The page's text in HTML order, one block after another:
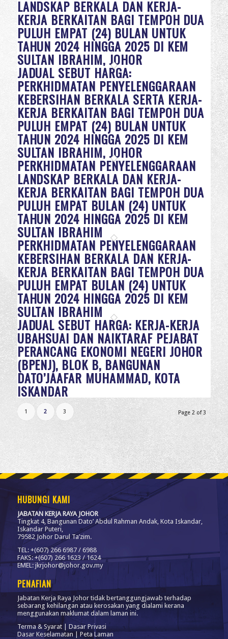
LANDSKAP BERKALA DAN KERJA-
KERJA BERKAITAN BAGI TEMPOH DUA
PULUH EMPAT (24) BULAN UNTUK
TAHUN 2024 HINGGA 2025 DI KEM
SULTAN IBRAHIM, JOHOR
JADUAL SEBUT HARGA:
PERKHIDMATAN PENYELENGGARAAN
KEBERSIHAN BERKALA SERTA KERJA-
KERJA BERKAITAN BAGI TEMPOH DUA
PULUH EMPAT (24) BULAN UNTUK
TAHUN 2024 HINGGA 2025 DI KEM
SULTAN IBRAHIM, JOHOR
PERKHIDMATAN PENYELENGGARAAN
LANDSKAP BERKALA DAN KERJA-
KERJA BERKAITAN BAGI TEMPOH DUA
PULUH EMPAT BULAN (24) UNTUK
TAHUN 2024 HINGGA 2025 DI KEM
SULTAN IBRAHIM
PERKHIDMATAN PENYELENGGARAAN
KEBERSIHAN BERKALA DAN KERJA-
KERJA BERKAITAN BAGI TEMPOH DUA
PULUH EMPAT BULAN (24) UNTUK
TAHUN 2024 HINGGA 2025 DI KEM
SULTAN IBRAHIM
JADUAL SEBUT HARGA: KERJA-KERJA
UBAHSUAI DAN NAIKTARAF PEJABAT
PERANCANG EKONOMI NEGERI JOHOR
(BPENJ), BLOK B, BANGUNAN
DATO’JAAFAR MUHAMMAD, KOTA
ISKANDAR
Page 2 of 3
1 2 3
HUBUNGI KAMI
JABATAN KERJA RAYA JOHOR
Tingkat 4, Bangunan Dato’ Abdul Rahman Andak, Kota Iskandar,
Iskandar Puteri,
79582 Johor Darul Ta’zim.
TEL: +(607) 266 6987 / 6988
FAKS: +(607) 266 1623 / 1624
EMEL: jkrjohor@johor.gov.my
PENAFIAN
Jabatan Kerja Raya Johor tidak bertanggungjawab terhadap
sebarang kehilangan atau kerosakan yang dialami kerana
menggunakan maklumat dalam laman ini.
Terma & Syarat| Dasar Privasi
Dasar Keselamatan | Peta Laman